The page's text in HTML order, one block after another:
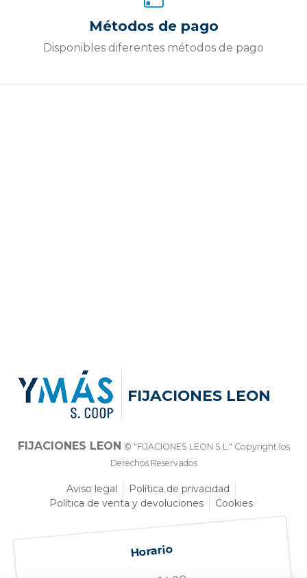
Métodos de pago
Disponibles diferentes métodos de pago
FIJACIONES LEON
FIJACIONES LEON © "FIJACIONES LEON S.L." Copyright los
Derechos Reservados
Aviso legal
Política de privacidad
Política de venta y devoluciones
Cookies
Horario